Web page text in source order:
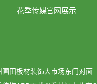
花季传媒官网展示
板材装饰大市场东门对面